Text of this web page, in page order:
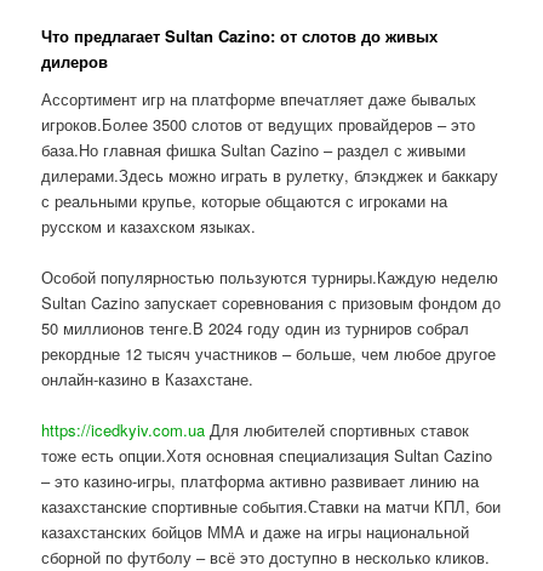
Что предлагает Sultan Cazino: от слотов до живых
дилеров
Ассортимент игр на платформе впечатляет даже бывалых
игроков.Более 3500 слотов от ведущих провайдеров – это
база.Но главная фишка Sultan Cazino – раздел с живыми
дилерами.Здесь можно играть в рулетку, блэкджек и баккару
с реальными крупье, которые общаются с игроками на
русском и казахском языках.
Особой популярностью пользуются турниры.Каждую неделю
Sultan Cazino запускает соревнования с призовым фондом до
50 миллионов тенге.В 2024 году один из турниров собрал
рекордные 12 тысяч участников – больше, чем любое другое
онлайн-казино в Казахстане.
https://icedkyiv.com.ua Для любителей спортивных ставок
тоже есть опции.Хотя основная специализация Sultan Cazino
– это казино-игры, платформа активно развивает линию на
казахстанские спортивные события.Ставки на матчи КПЛ, бои
казахстанских бойцов ММА и даже на игры национальной
сборной по футболу – всё это доступно в несколько кликов.